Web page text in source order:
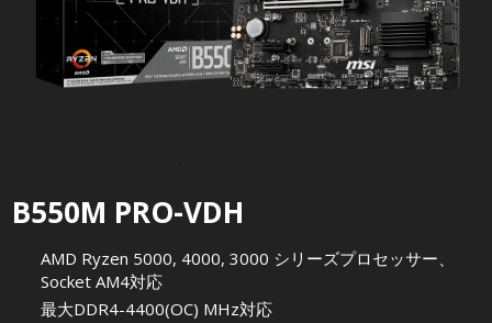
B550M PRO-VDH
AMD Ryzen 5000, 4000, 3000 シリーズプロセッサー、
Socket AM4対応
最大DDR4-4400(OC) MHz対応